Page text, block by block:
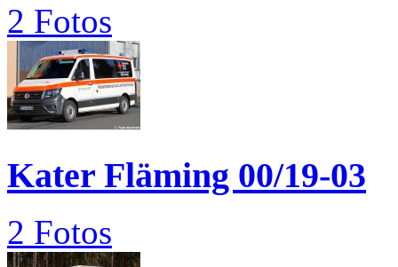
2 Fotos
Kater Fläming 00/19-03
2 Fotos